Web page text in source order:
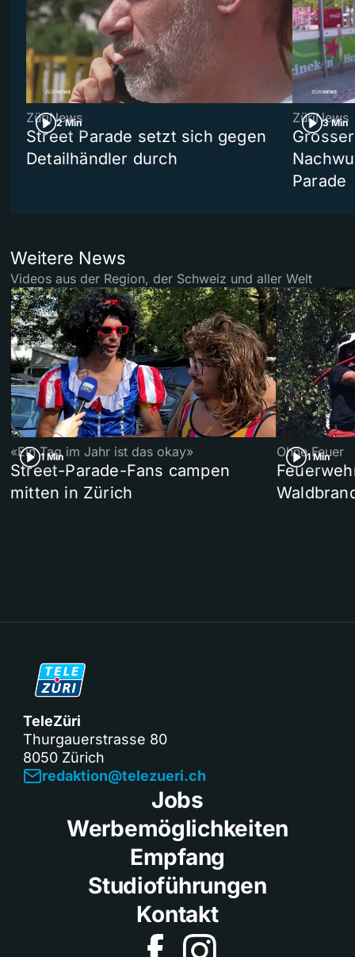
2 Min
ZüriNews
Street Parade setzt sich gegen
Detailhändler durch
3 Min
ZüriNews
Parade
Weitere News
Videos aus der Region, der Schweiz und aller Welt
1 Min
«Ein Tag im Jahr ist das okay»
Street-Parade-Fans campen
mitten in Zürich
1 Min
Ohne Feuer
TeleZüri
Thurgauerstrasse 80
8050 Zürich
redaktion@telezueri.ch
Jobs
Werbemöglichkeiten
Empfang
Studioführungen
Kontakt